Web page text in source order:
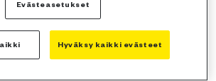
Evästeasetukset
Hyväksy kaikki evästeet